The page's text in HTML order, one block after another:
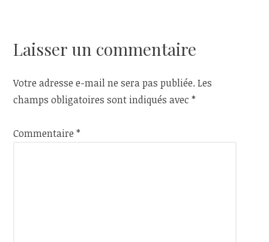
l’article
Laisser un commentaire
Votre adresse e-mail ne sera pas publiée. Les
champs obligatoires sont indiqués avec*
Commentaire*